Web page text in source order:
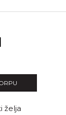
želja